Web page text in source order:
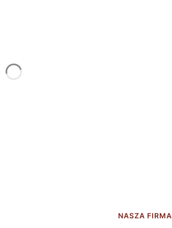
NASZA FIRMA